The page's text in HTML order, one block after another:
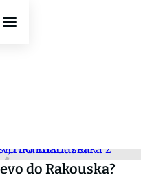
do Rakouska?